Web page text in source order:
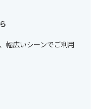
幅広いシーンでご利用